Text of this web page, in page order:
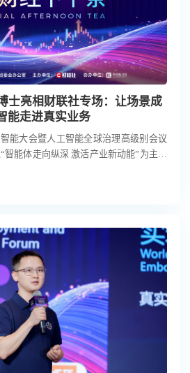
士亮相财联社专场：让场景成
能走进真实业务
能大会暨人工智能全球治理高级别会议
“智能体走向纵深 激活产业新动能”为主题